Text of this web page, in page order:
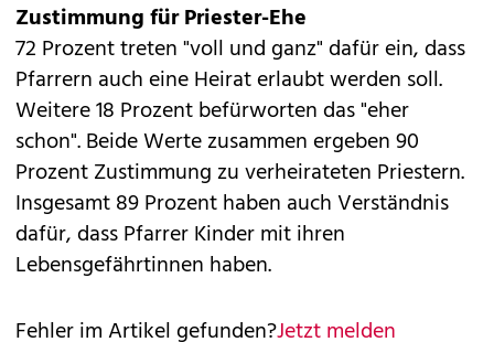
Zustimmung für Priester-Ehe
72 Prozent treten "voll und ganz" dafür ein, dass
Pfarrern auch eine Heirat erlaubt werden soll.
Weitere 18 Prozent befürworten das "eher
schon". Beide Werte zusammen ergeben 90
Prozent Zustimmung zu verheirateten Priestern.
Insgesamt 89 Prozent haben auch Verständnis
dafür, dass Pfarrer Kinder mit ihren
Lebensgefährtinnen haben.
Fehler im Artikel gefunden?Jetzt melden